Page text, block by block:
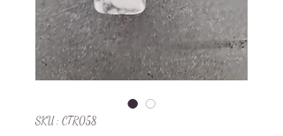
SKU : CTR058